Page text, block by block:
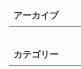
アーカイブ
カテゴリー